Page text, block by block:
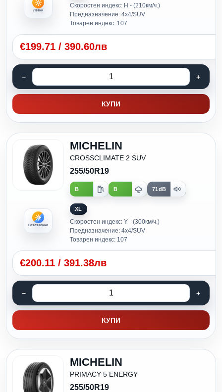
Летни
Скоростен индекс: H - (210км/ч.)
Предназначение: 4x4/SUV
Товарен индекс: 107
€199.71 / 390.60лв
КУПИ
Всесезонни
MICHELIN
CROSSCLIMATE 2 SUV
255/50R19
B B 71dB
XL
Скоростен индекс: Y - (300км/ч.)
Предназначение: 4x4/SUV
Товарен индекс: 107
€200.11 / 391.38лв
КУПИ
MICHELIN
PRIMACY 5 ENERGY
255/50R19